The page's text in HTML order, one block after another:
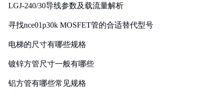
LGJ-240/30导线参数及载流量解析
寻找nce01p30k MOSFET管的合适替代型号
电梯的尺寸有哪些规格
镀锌方管尺寸一般有哪些
铝方管有哪些常见规格